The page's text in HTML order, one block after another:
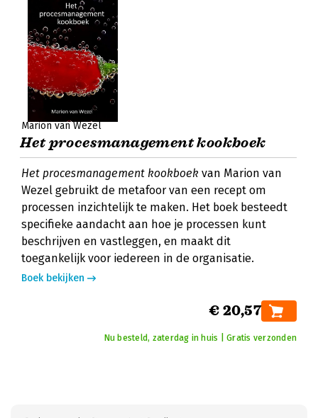
Marion van Wezel
Het procesmanagement kookboek
Het procesmanagement kookboek van Marion van
Wezel gebruikt de metafoor van een recept om
processen inzichtelijk te maken. Het boek besteedt
specifieke aandacht aan hoe je processen kunt
beschrijven en vastleggen, en maakt dit
toegankelijk voor iedereen in de organisatie.
Boek bekijken
€ 20,57
Nu besteld, zaterdag in huis | Gratis verzonden